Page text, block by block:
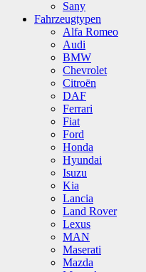
Sany
Fahrzeugtypen
Alfa Romeo
Audi
BMW
Chevrolet
Citroën
DAF
Ferrari
Fiat
Ford
Honda
Hyundai
Isuzu
Kia
Lancia
Land Rover
Lexus
MAN
Maserati
Mazda